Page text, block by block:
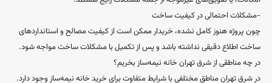
-مشکلات احتمالی در کیفیت ساخت
چون پروژه هنوز کامل نشده، خریدار ممکن است از کیفیت مصالح و استانداردهای
ساخت اطلاع دقیقی نداشته باشد و پس از تکمیل با مشکلات ساخت مواجه شود.
در چه مناطقی از شرق تهران خانه نیمه‌ساز بخریم؟
در شرق تهران مناطق مختلفی با شرایط متفاوت برای خرید خانه نیمه‌ساز وجود دارد.